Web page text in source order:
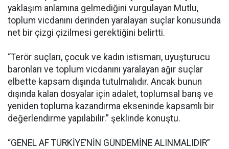
yaklaşım anlamına gelmediğini vurgulayan Mutlu,
toplum vicdanını derinden yaralayan suçlar konusunda
net bir çizgi çizilmesi gerektiğini belirtti.
“Terör suçları, çocuk ve kadın istismarı, uyuşturucu
baronları ve toplum vicdanını yaralayan ağır suçlar
elbette kapsam dışında tutulmalıdır. Ancak bunun
dışında kalan dosyalar için adalet, toplumsal barış ve
yeniden topluma kazandırma ekseninde kapsamlı bir
değerlendirme yapılabilir.” şeklinde konuştu.
“GENEL AF TÜRKİYE’NİN GÜNDEMİNE ALINMALIDIR”